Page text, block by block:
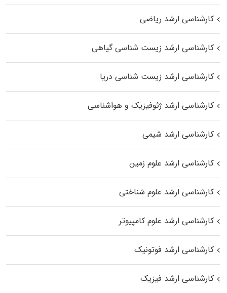
کارشناسی ارشد ریاضی
کارشناسی ارشد زیست‌ شناسی گیاهی
کارشناسی ارشد زیست‌ شناسی دریا
کارشناسی ارشد ژئوفیزیک و هواشناسی
کارشناسی ارشد شیمی
کارشناسی ارشد علوم زمین
کارشناسی ارشد علوم شناختی
کارشناسی ارشد علوم کامپیوتر
کارشناسی ارشد فوتونیک
کارشناسی ارشد فیزیک